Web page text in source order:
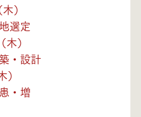
）
選定
）
・設計
・増